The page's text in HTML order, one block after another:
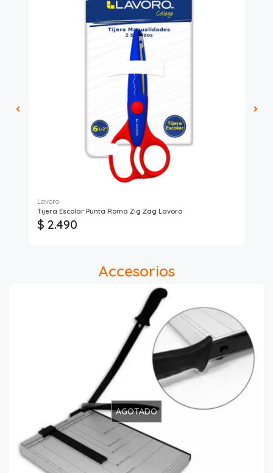
Lavoro
Tijera Escolar Punta Roma Zig Zag Lavoro
$ 2.490
Accesorios
AGOTADO